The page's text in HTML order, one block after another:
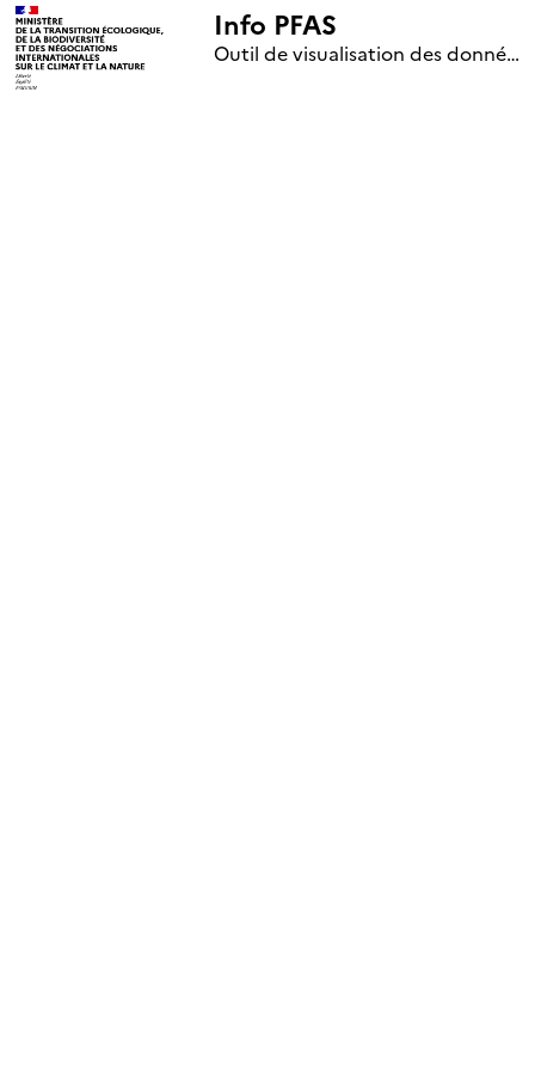
Info PFAS
Outil de visualisation des données nationales de surveillance des substances PFAS (mise à jour le 1er jour de chaque mois)
+
–